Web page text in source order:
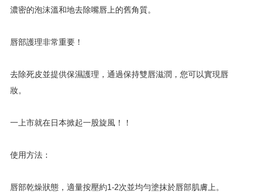
濃密的泡沫溫和地去除嘴唇上的舊角質。
唇部護理非常重要！
去除死皮並提供保濕護理，通過保持雙唇滋潤，您可以實現唇
妝。
一上市就在日本掀起一股旋風！！
使用方法：
唇部乾燥狀態，適量按壓約1-2次並均勻塗抹於唇部肌膚上。